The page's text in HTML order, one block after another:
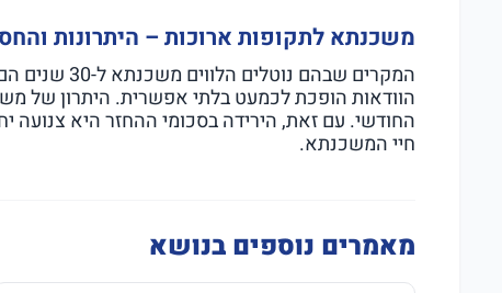
משכנתא לתקופות ארוכות – היתרונות
המקרים שבהם
הוודאות הופכת לכמעט בלתי אפשרית. היתרון של
החודשי. עם זאת, הירידה בסכומי ההחזר היא
חיי המשכנתא.
מאמרים נוספים בנושא